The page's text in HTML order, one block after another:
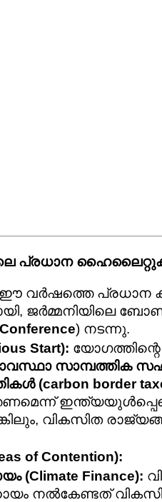
പ്രധാന
ഈ വർഷത്തെ പ്രധാന
ജർമ്മനിയിലെ
) നടന്നു.
Start):
സാമ്പത്തിക
(carbon border
വികസിത
of Contention):
Finance):
നൽകേണ്ടത്